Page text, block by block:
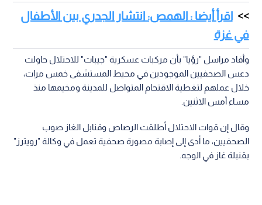
اقرأ أيضا : الهمص: انتشار الجدري بين الأطفال
في غزة
وأفاد مراسل "رؤيا" بأن مركبات عسكرية "جيبات" للاحتلال حاولت
دعس الصحفيين الموجودين في محيط المستشفى خمس مرات،
خلال عملهم لتغطية الاقتحام المتواصل للمدينة ومخيمها منذ
مساء أمس الاثنين.
وقال إن قوات الاحتلال أطلقت الرصاص وقنابل الغاز صوب
الصحفيين، ما أدى إلى إصابة مصورة صحفية تعمل في وكالة "رويترز"
بقنبلة غاز في الوجه.